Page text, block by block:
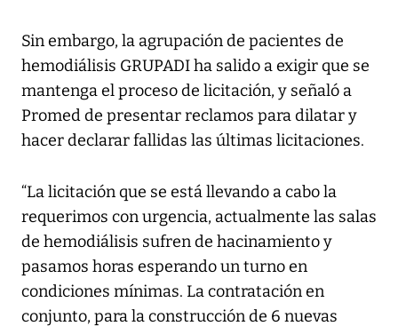
Sin embargo, la agrupación de pacientes de
hemodiálisis GRUPADI ha salido a exigir que se
mantenga el proceso de licitación, y señaló a
Promed de presentar reclamos para dilatar y
hacer declarar fallidas las últimas licitaciones.
“La licitación que se está llevando a cabo la
requerimos con urgencia, actualmente las salas
de hemodiálisis sufren de hacinamiento y
pasamos horas esperando un turno en
condiciones mínimas. La contratación en
conjunto, para la construcción de 6 nuevas